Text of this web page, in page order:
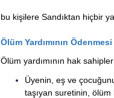
bu kişilere Sandıktan hiçbir
Ölüm Yardımının
Ölüm yardımının hak
Üyenin, eş ve
taşıyan suretinin,